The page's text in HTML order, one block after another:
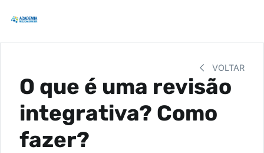
VOLTAR
O que é uma revisão
integrativa? Como
fazer?